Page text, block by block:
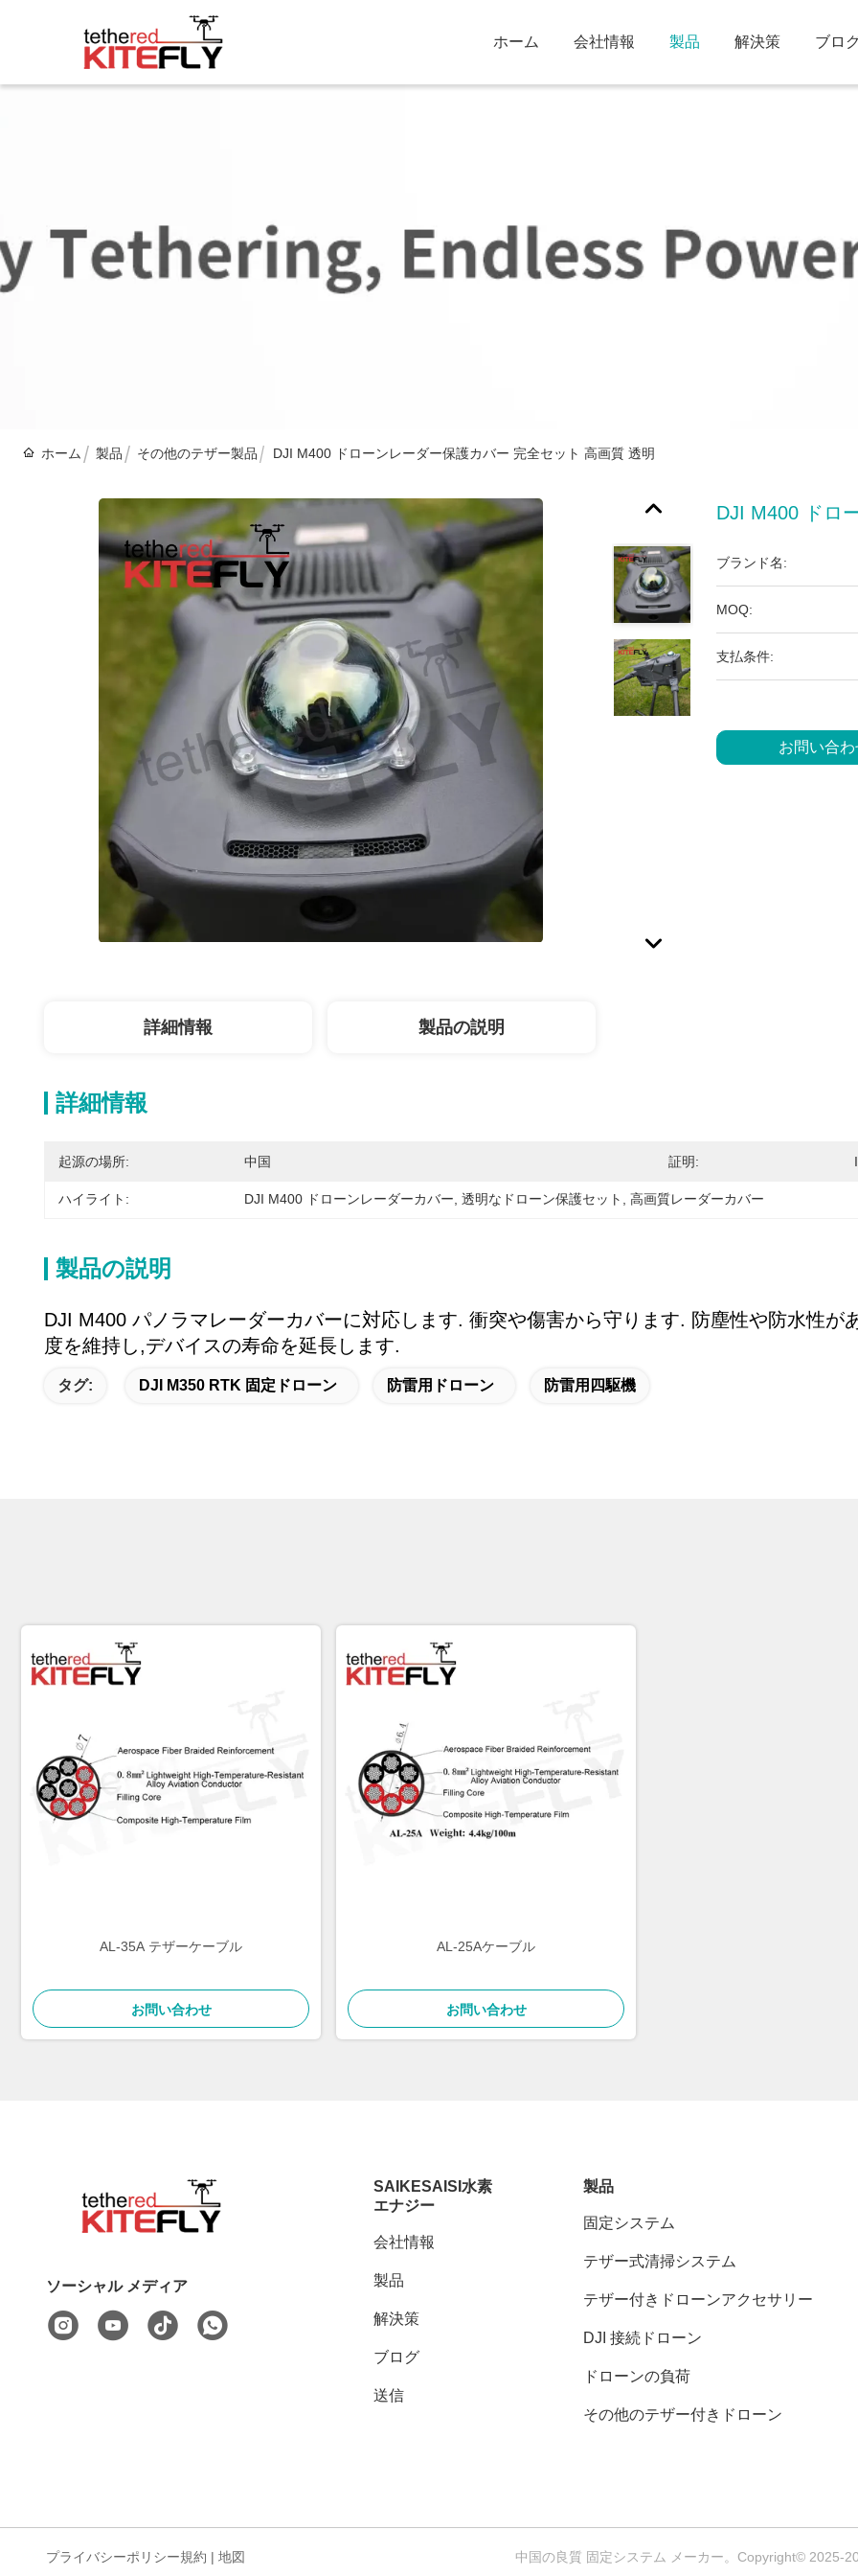
ホーム 会社情報 製品 解決策 ブロ
ホーム 製品 その他のテザー製品 DJI M400 ドローンレーダー保護カバー 完全セット 高画質 透明
DJI M400 ドロ
ブランド名:
MOQ:
支払条件:
お問い合わ
詳細情報 製品の説明
詳細情報
起源の場所: 中国 証明:
ハイライト: DJI M400 ドローンレーダーカバー 透明なドローン保護セット 高画質レーダーカバー
製品の説明
DJI M400 パノラマレーダーカバーに対応します. 衝突や傷害から守ります. 防塵性や防水性
度を維持し,デバイスの寿命を延長します.
タグ: DJI M350 RTK 固定ドローン 防雷用ドローン 防雷用四駆機
AL-35A テザーケーブル
お問い合わせ
AL-25Aケーブル
お問い合わせ
ソーシャル メディア
SAIKESAISI水素
エナジー
会社情報
製品
解決策
ブログ
送信
製品
固定システム
テザー式清掃システム
テザー付きドローンアクセサリー
DJI 接続ドローン
ドローンの負荷
その他のテザー付きドローン
プライバシーポリシー規約 | 地図 中国の良質 固定システム メーカー。Copyright© 2025-